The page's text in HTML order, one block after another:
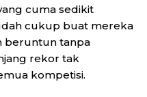
cuma sedikit
cukup buat mereka
beruntun tanpa
rekor tak
kompetisi.